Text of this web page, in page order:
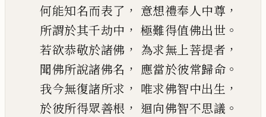
何能知名而表了 ， 意想禮奉人中尊 ，
所謂於其千劫中 ， 極難得值佛出世 。
若欲恭敬於諸佛 ， 為求無上菩提者 ，
聞佛所說諸佛名 ， 應當於彼常歸命 。
我今無復諸所求 ， 唯求佛智中出生 ，
於彼所得眾善根 ， 迴向佛智不思議 。